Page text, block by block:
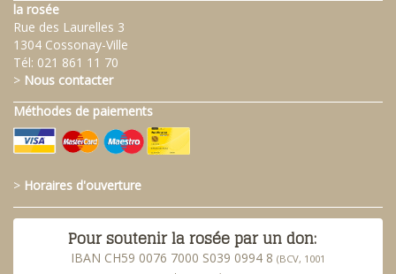
la rosée
Rue des Laurelles 3
1304 Cossonay-Ville
Tél: 021 861 11 70
> Nous contacter
Méthodes de paiements
> Horaires d'ouverture
Pour soutenir la rosée par un don:
IBAN CH59 0076 7000 S039 0994 8 (BCV, 1001